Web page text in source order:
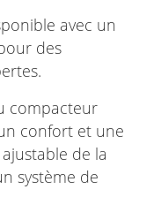
avec un
des
compacteur
confort et une
de la
système de